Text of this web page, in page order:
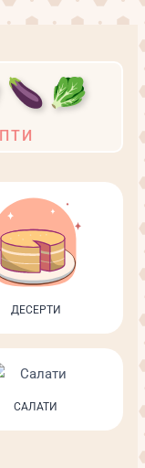
ДЕСЕРТИ
САЛАТИ